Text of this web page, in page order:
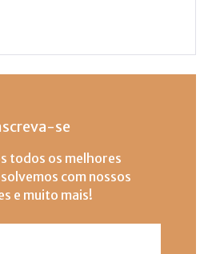
se
todos os melhores
com nossos
e muito mais!